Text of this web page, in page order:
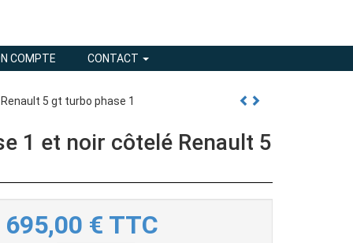
COMPTE CONTACT
5 gt turbo phase 1
1 et noir côtelé Renault 5
695,00 € TTC